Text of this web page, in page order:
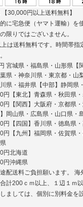
【30,000円以上送料無料】
に宅急便（ヤマト運輸）を
限りではございません。
は送料無料です。時間帯指
宮城県・福島県・山形県【
県・神奈川県・東京都・山
県・福井県【中部】静岡県
円【東北】青森県・秋田県
円【関西】大阪府・京都県
岡山県・広島県・山口県・
円【四国】香川県・徳島県
円【九州】福岡県・佐賀県
円北海道
円沖縄県
配送料ご負担願います。 海
計200ｃｍ以上、１辺１ｍ
ましては、個別に別料金を